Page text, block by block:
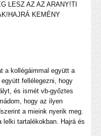
LESZ AZ AZ ARANY!TI
KEMÉNY
a kollégáimmal együtt a
fellélegezni, hogy
és ismét vb-győztes
hogy az ilyen
a mieink nyerik meg.
lelki tartalékokban. Hajrá és